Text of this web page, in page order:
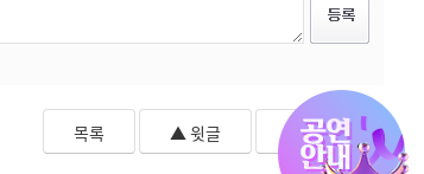
목록 ▲ 윗글 ▼ 아랫글